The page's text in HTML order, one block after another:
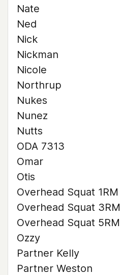
Nate
Ned
Nick
Nickman
Nicole
Northrup
Nukes
Nunez
Nutts
ODA 7313
Omar
Otis
Overhead Squat 1RM
Overhead Squat 3RM
Overhead Squat 5RM
Ozzy
Partner Kelly
Partner Weston